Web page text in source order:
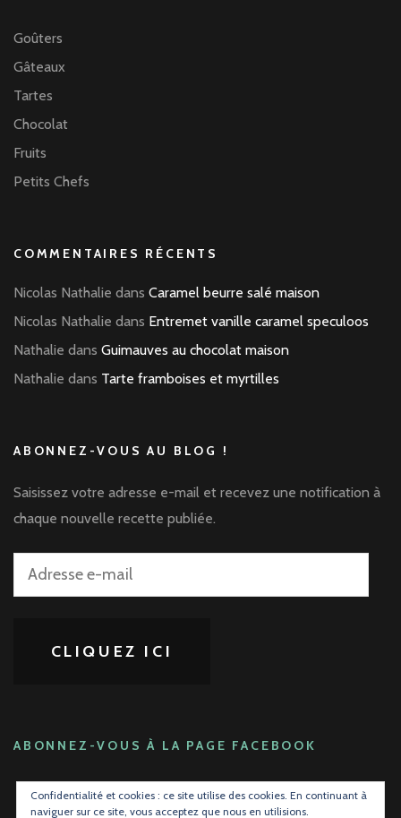
Goûters
Gâteaux
Tartes
Chocolat
Fruits
Petits Chefs
COMMENTAIRES RÉCENTS
Nicolas Nathalie dans Caramel beurre salé maison
Nicolas Nathalie dans Entremet vanille caramel speculoos
Nathalie dans Guimauves au chocolat maison
Nathalie dans Tarte framboises et myrtilles
ABONNEZ-VOUS AU BLOG !
Saisissez votre adresse e-mail et recevez une notification à
chaque nouvelle recette publiée.
Adresse
CLIQUEZ ICI
ABONNEZ-VOUS À LA PAGE FACEBOOK
Confidentialité et cookies : ce site utilise des cookies. En continuant à
naviguer sur ce site, vous acceptez que nous en utilisions.